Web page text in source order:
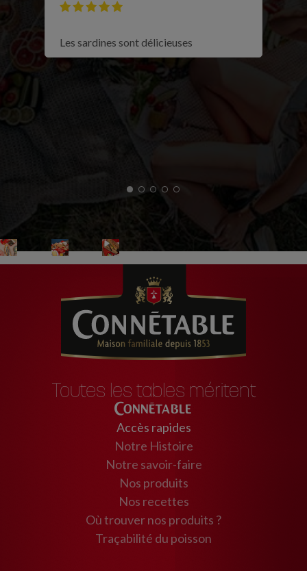
Les sardines sont délicieuses
Accès rapides
Notre Histoire
Notre savoir-faire
Nos produits
Nos recettes
Où trouver nos produits ?
Traçabilité du poisson
Toutes les tables méritent
Connétable